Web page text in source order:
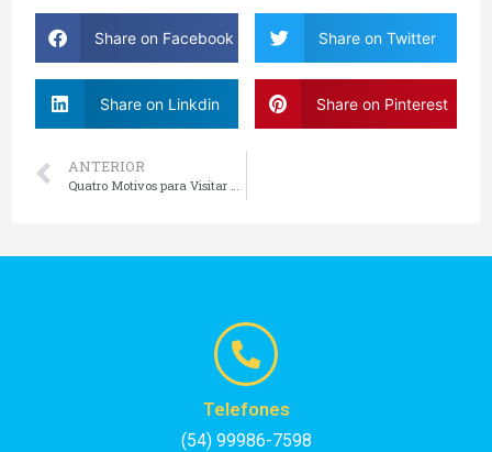
Share on Facebook Share on Twitter
Share on Linkdin Share on Pinterest
ANTERIOR
Quatro Motivos para Visitar Gramado, RS, Durante o Inverno
Telefones
(54) 99986-7598